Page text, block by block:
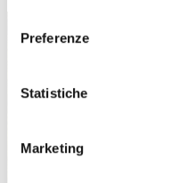
Preferenze
Statistiche
Marketing